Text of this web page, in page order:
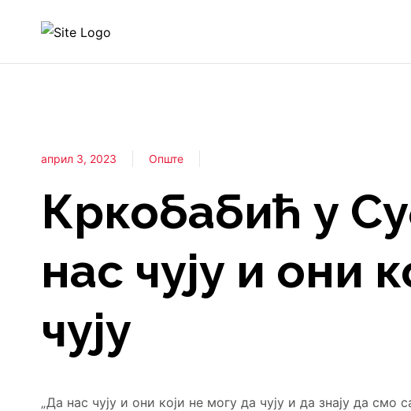
април 3, 2023 Опште
Кркобабић у
нас чују и они
чују
„Да нас чују и они који не могу да чују и да знају да